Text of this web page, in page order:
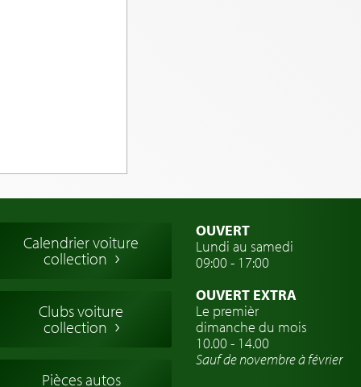
Calendrier voiture
collection
Clubs voiture
collection
Pièces autos
OUVERT
Lundi au samedi
09:00 - 17:00
OUVERT EXTRA
Le premièr
dimanche du mois
10.00 - 14.00
Sauf de novembre à février